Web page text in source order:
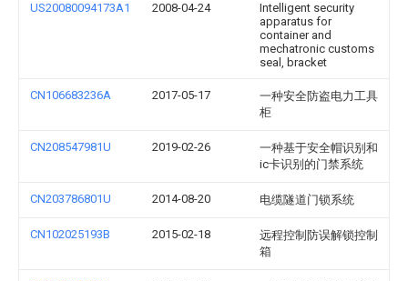
US20080094173A1 2008-04-24
Intelligent security
apparatus for
container and
mechatronic customs
seal, bracket
CN106683236A 2017-05-17
一种安全防盗电力工具
柜
CN208547981U 2019-02-26
一种基于安全帽识别和
ic卡识别的门禁系统
CN203786801U 2014-08-20 电缆隧道门锁系统
CN102025193B 2015-02-18
远程控制防误解锁控制
箱